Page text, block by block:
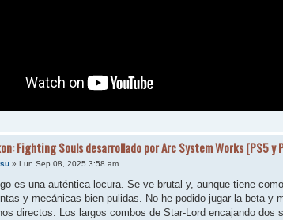
Fighting Souls desarrollado por Arc System Works [PS5 y
» Lun Sep 08, 2025 3:58 am
es una auténtica locura. Se ve brutal y, aunque tiene
y mecánicas bien pulidas. No he podido jugar la beta y
directos. Los largos combos de Star-Lord encajando dos